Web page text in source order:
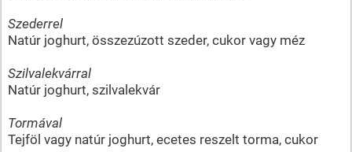
Szederrel
Natúr joghurt, összezúzott szeder, cukor vagy méz
Szilvalekvárral
Natúr joghurt, szilvalekvár
Tormával
Tejföl vagy natúr joghurt, ecetes reszelt torma, cukor